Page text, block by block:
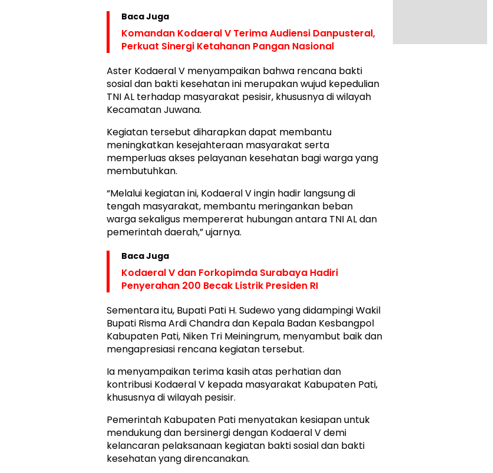
Baca Juga
Komandan Kodaeral V Terima Audiensi Danpusteral,
Aster Kodaeral V menyampaikan bahwa rencana bakti
sosial dan bakti kesehatan ini merupakan wujud kepedulian
TNI AL terhadap masyarakat pesisir, khususnya di wilayah
Kecamatan Juwana.
Kegiatan tersebut diharapkan dapat membantu
meningkatkan kesejahteraan masyarakat serta
memperluas akses pelayanan kesehatan bagi warga yang
membutuhkan.
“Melalui kegiatan ini, Kodaeral V ingin hadir langsung di
tengah masyarakat, membantu meringankan beban
warga sekaligus mempererat hubungan antara TNI AL dan
pemerintah daerah,” ujarnya.
Baca Juga
Kodaeral V dan Forkopimda Surabaya Hadiri
Penyerahan 200 Becak Listrik Presiden RI
Sementara itu, Bupati Pati H. Sudewo yang didampingi Wakil
Bupati Risma Ardi Chandra dan Kepala Badan Kesbangpol
Kabupaten Pati, Niken Tri Meiningrum, menyambut baik dan
mengapresiasi rencana kegiatan tersebut.
Ia menyampaikan terima kasih atas perhatian dan
kontribusi Kodaeral V kepada masyarakat Kabupaten Pati,
khususnya di wilayah pesisir.
Pemerintah Kabupaten Pati menyatakan kesiapan untuk
mendukung dan bersinergi dengan Kodaeral V demi
kelancaran pelaksanaan kegiatan bakti sosial dan bakti
kesehatan yang direncanakan.